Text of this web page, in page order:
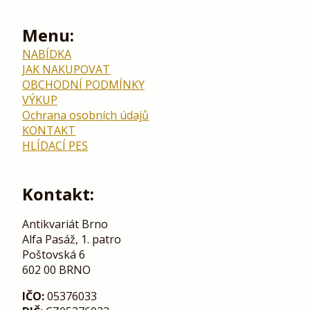
Menu:
NABÍDKA
JAK NAKUPOVAT
OBCHODNÍ PODMÍNKY
VÝKUP
Ochrana osobních údajů
KONTAKT
HLÍDACÍ PES
Kontakt:
Antikvariát Brno
Alfa Pasáž, 1. patro
Poštovská 6
602 00 BRNO
IČO:05376033